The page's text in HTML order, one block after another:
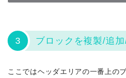
3 ブロックを複製/追
ここではヘッダエリアの一番上の